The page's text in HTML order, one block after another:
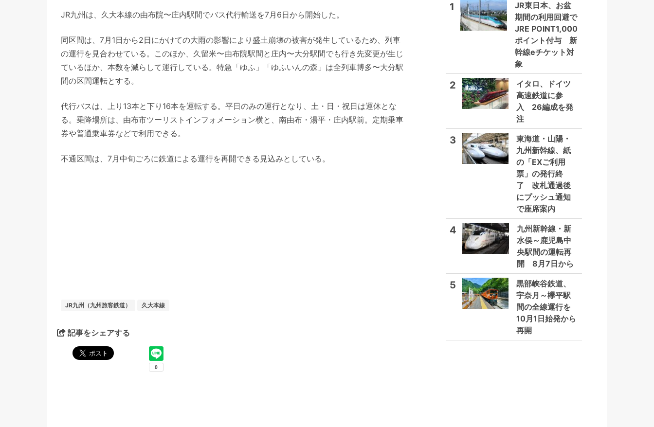
JR九州は、久大本線の由布院〜庄内駅間でバス代行輸送を7月6日から開始した。
同区間は、7月1日から2日にかけての大雨の影響により盛土崩壊の被害が発生しているため、列車
の運行を見合わせている。このほか、久留米〜由布院駅間と庄内〜大分駅間でも行き先変更が生じ
ているほか、本数を減らして運行している。特急「ゆふ」「ゆふいんの森」は全列車博多〜大分駅
間の区間運転とする。
代行バスは、上り13本と下り16本を運転する。平日のみの運行となり、土・日・祝日は運休とな
る。乗降場所は、由布市ツーリストインフォメーション横と、南由布・湯平・庄内駅前。定期乗車
券や普通乗車券などで利用できる。
不通区間は、7月中旬ごろに鉄道による運行を再開できる見込みとしている。
JR九州（九州旅客鉄道） 久大本線
記事をシェアする
1
JR東日本、お盆
期間の利用回避で
JRE POINT1,000
ポイント付与 新
幹線eチケット対
象
2
イタロ、ドイツ
高速鉄道に参
入 26編成を発
注
3
東海道・山陽・
九州新幹線、紙
の「EXご利用
票」の発行終
了 改札通過後
にプッシュ通知
で座席案内
4
九州新幹線・新
水俣～鹿児島中
央駅間の運転再
開 8月7日から
5
黒部峡谷鉄道、
宇奈月～欅平駅
間の全線運行を
10月1日始発から
再開